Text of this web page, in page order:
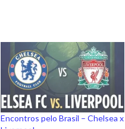
Encontros pelo Brasil – Chelsea x